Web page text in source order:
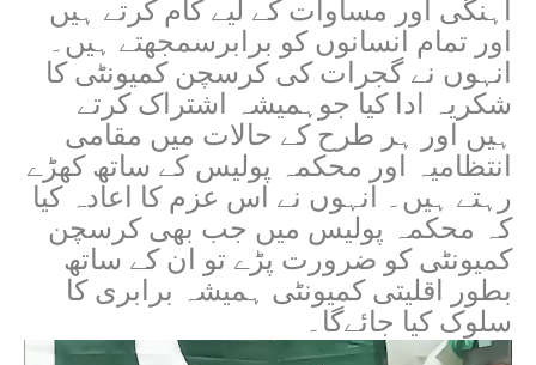
آہنگی اور مساوات کے لیے کام کرتے ہیں
اور تمام انسانوں کو برابرسمجھتے ہیں۔
انہوں نے گجرات کی کرسچن کمیونٹی کا
شکریہ ادا کیا جوہمیشہ اشتراک کرتے
ہیں اور ہر طرح کے حالات میں مقامی
انتظامیہ اور محکمہ پولیس کے ساتھ کھڑے
رہتے ہیں۔ انہوں نے اس عزم کا اعادہ کیا
کہ محکمہ پولیس میں جب بھی کرسچن
کمیونٹی کو ضرورت پڑے تو ان کے ساتھ
بطور اقلیتی کمیونٹی ہمیشہ برابری کا
سلوک کیا جائےگا۔